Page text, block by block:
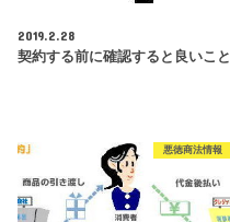
2019.2.28
契約する前に確認すると良いこと
悪徳商法情報